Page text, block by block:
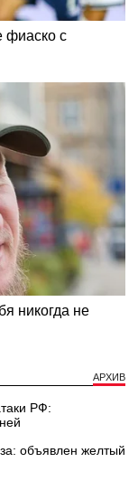
АРХИВ
РФ:
объявлен желтый